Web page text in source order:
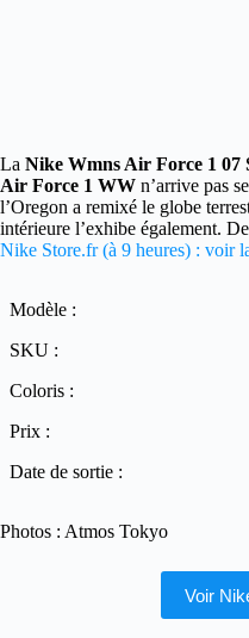
La Nike Wmns Air Force 1 07
Air Force 1 WW n’arrive pas
l’Oregon a remixé le globe
intérieure l’exhibe également.
Nike Store.fr (à 9 heures) : voir
Modèle :
SKU :
Coloris :
Prix :
Date de sortie :
Photos : Atmos Tokyo
Voir